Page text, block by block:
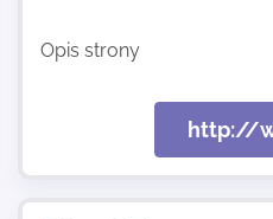
Opis strony
http://